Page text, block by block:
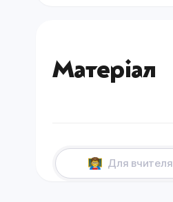
Матеріал
Для вчителя